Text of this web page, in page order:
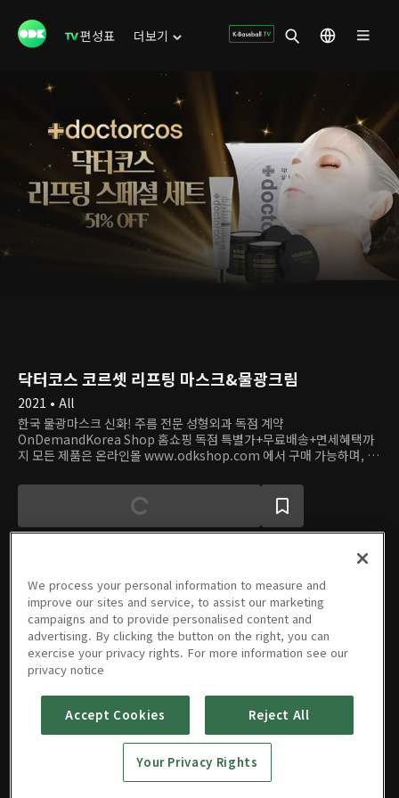
편성표 더보기
닥터코스 코르셋 리프팅 마스크&물광크림
2021 • All
한국 물광마스크 신화! 주름 전문 성형외과 독점 계약
OnDemandKorea Shop 홈쇼핑 독점 특별가+무료배송+면세혜택까
지 모든 제품은 온라인몰 www.odkshop.com 에서 구매 가능하며, 전
에피소드
We process your personal information to measure and
improve our sites and service, to assist our marketing
campaigns and to provide personalised content and
advertising. By clicking the button on the right, you can
exercise your privacy rights. For more information see our
privacy notice
Accept Cookies Reject All
Your Privacy Rights